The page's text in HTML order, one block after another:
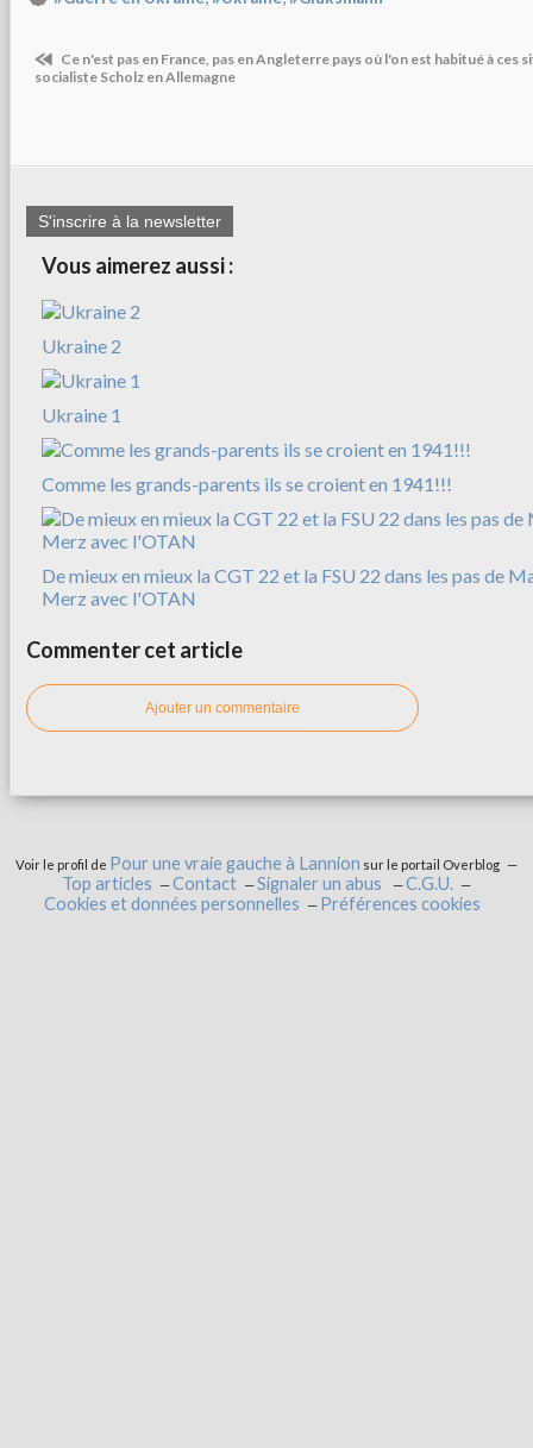
Ce n'est pas en France, pas en Angleterre pays où l'on est habitué à ces
socialiste Scholz en Allemagne
S'inscrire à la newsletter
Vous aimerez aussi :
Ukraine 2
Ukraine 1
Comme les grands-parents ils se croient en 1941!!!
De mieux en mieux la CGT 22 et la FSU 22 dans les pas de
Merz avec l'OTAN
Commenter cet article
Ajouter un commentaire
Voir le profil de Pour une vraie gauche à Lannion sur le portail Overblog
Top articles Contact Signaler un abus
C.G.U.
Cookies et données personnelles
Préférences cookies